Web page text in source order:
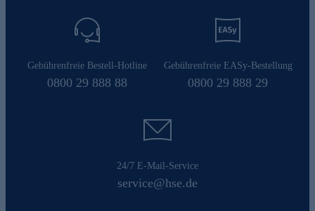
Gebührenfreie Bestell-Hotline
0800 29 888 88
Gebührenfreie EASy-Bestellung
0800 29 888 29
24/7 E-Mail-Service
service@hse.de